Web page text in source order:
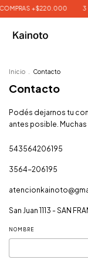
+$220.000 3
Inicio Contacto
Contacto
Podés dejarnos tu
antes posible. Muchas
543564206195
3564-206195
San Juan 1113 - SAN
NOMBRE